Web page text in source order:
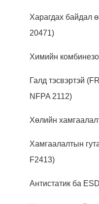
Харагдах байдал
20471)
Химийн
Галд тэсвэртэй
NFPA 2112)
Хөлийн
Хамгаалалтын
F2413)
Антистатик ба